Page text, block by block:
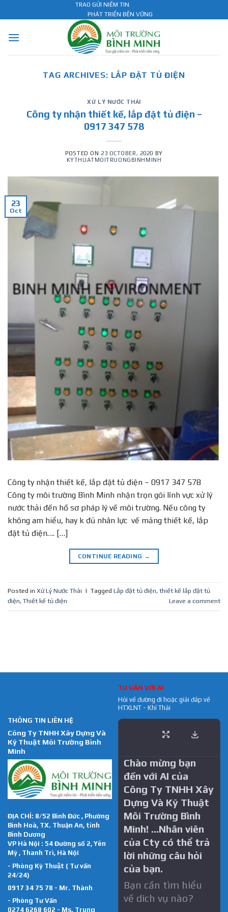
to
TRAO GỬI NIỀM TIN
PHÁT TRIỂN BỀN VỮNG
TAG ARCHIVES: LẮP ĐẶT TỦ ĐIỆN
XỬ LÝ NƯỚC THẢI
Công ty nhận thiết kế, lắp đặt tủ điện –
0917 347 578
POSTED ON 23 OCTOBER, 2020 BY
KYTHUATMOITRUONGBINHMINH
23
Oct
Công ty nhận thiết kế, lắp đặt tủ điện – 0917 347 578
Công ty môi trường Bình Minh nhận trọn gói lĩnh vực xử lý
nước thải đến hồ sơ pháp lý về môi trường. Nếu công ty
không am hiểu, hay k đủ nhân lực về mảng thiết kế, lắp
đặt tủ điện…. […]
CONTINUE READING →
Posted in Xử Lý Nước Thải | Tagged Lắp đặt tủ điện, thiết kế lắp đặt tủ
điện, Thiết kế tủ điện Leave a comment
THÔNG TIN LIÊN HỆ
Công Ty TNHH Xây Dựng Và
Kỹ Thuật Môi Trường Bình
Minh
ĐỊA CHỈ: 8/52 Bình Đức , Phường
Bình Hoà, TX. Thuận An, tỉnh
Bình Dương
VP Hà Nội : 54 Đường số 2, Yên
Mỹ , Thanh Trì, Hà Nội
- Phòng Kỹ Thuật ( Tư vấn
24/24)
0917 34 75 78 - Mr. Thành
- Phòng Tư Vấn
0274 6268 602 - Ms. Trung
TƯ VẤN VỚI AI
Hỏi về đường đi hoặc giải đáp về
HTXLNT - Khí Thải
Chào mừng bạn
đến với AI của
Công Ty TNHH Xây
Dựng Và Kỹ Thuật
Môi Trường Bình
Minh! …Nhân viên
của Cty có thể trả
lời những câu hỏi
của bạn.
Bạn cần tìm hiểu
về dich vụ nào?